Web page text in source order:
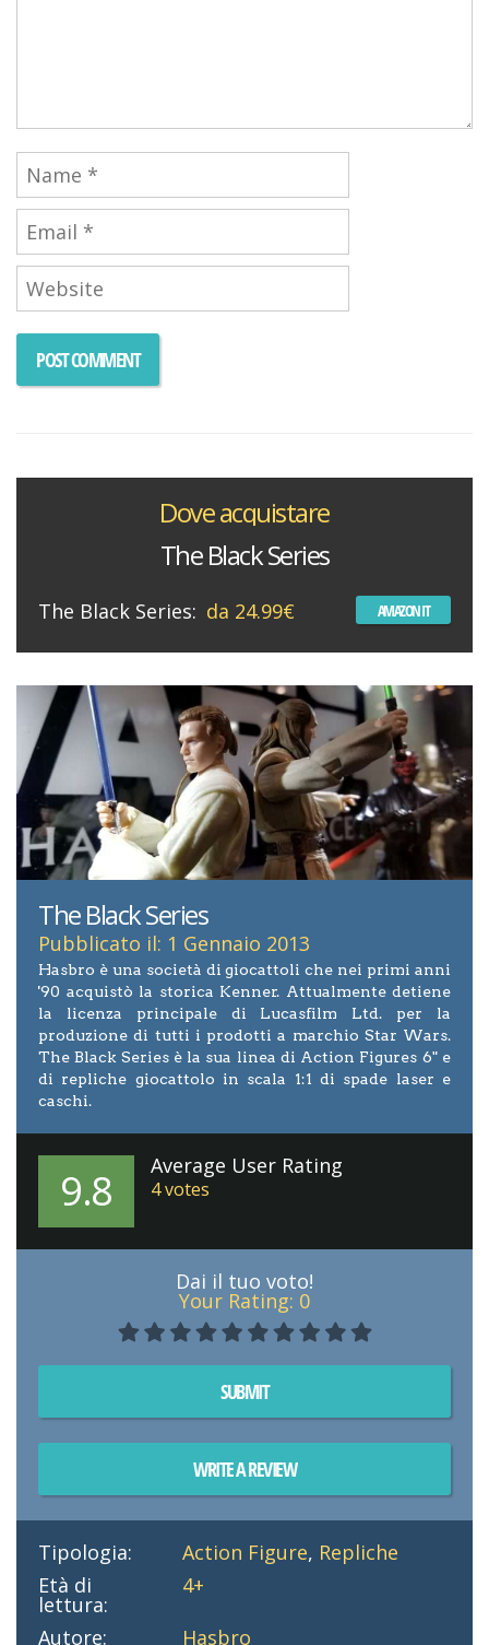
Dove acquistare
The Black Series
The Black Series: da 24.99€ AMAZON IT
The Black Series
Pubblicato il: 1 Gennaio 2013
Hasbro è una società di giocattoli che nei primi anni
'90 acquistò la storica Kenner. Attualmente detiene
la licenza principale di Lucasfilm Ltd. per la
produzione di tutti i prodotti a marchio Star Wars.
The Black Series è la sua linea di Action Figures 6" e
di repliche giocattolo in scala 1:1 di spade laser e
caschi.
9.8 Average User Rating
4votes
Dai il tuo voto!
Your Rating: 0
SUBMIT
WRITE A REVIEW
Tipologia: Action Figure, Repliche
Età di
lettura:
4+
Autore:
Hasbro